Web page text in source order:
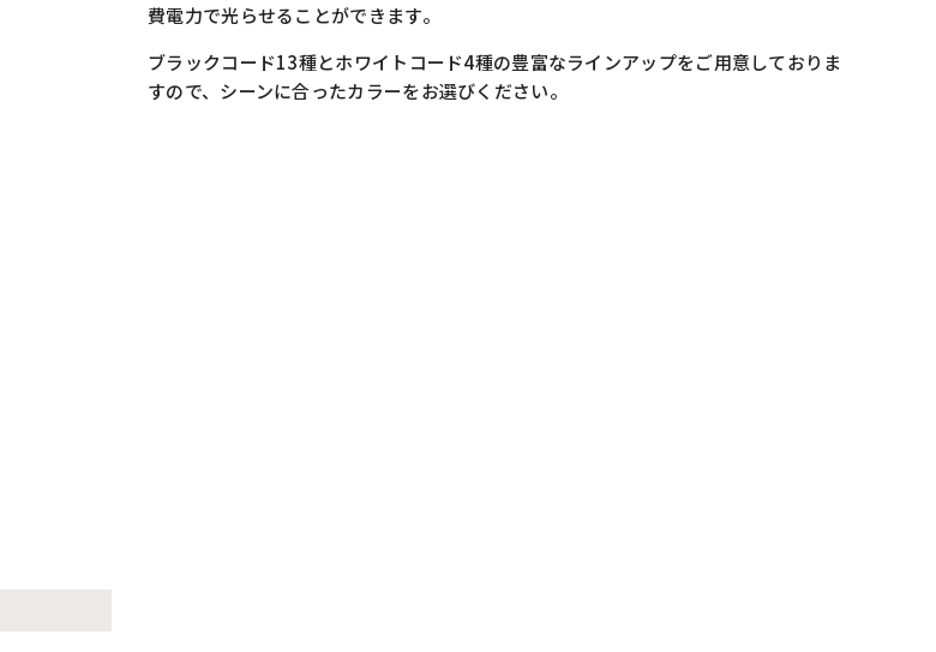
費電力で光らせることができます。
ブラックコード13種とホワイトコード4種の豊富なラインアップをご用意しておりま
すので、シーンに合ったカラーをお選びください。